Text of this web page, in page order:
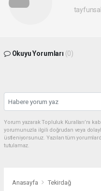
Okuyu Yorumları (0)
Yorum yazarak Topluluk Kuralları’nı
yorumunuzla ilgili doğrudan veya
üstleniyorsunuz. Yazılan tüm
tutulamaz.
Anasayfa Tekirdağ